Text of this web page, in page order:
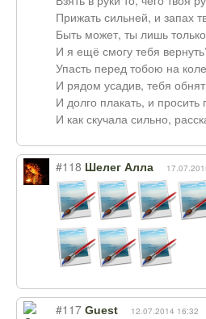
Прижать сильней, и запах
Быть может, ты лишь
И я ещё смогу тебя
Упасть перед тобою на
И рядом усадив, тебя
И долго плакать, и
И как скучала сильно,
#118 Шелег Алла
#117 Guest 12.07.2014 16:32